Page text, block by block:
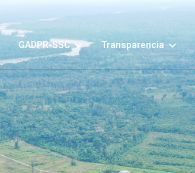
GADPR-SSC Transparencia